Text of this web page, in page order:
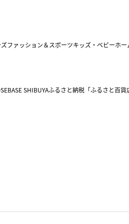
ファッション＆スポーツキッズ・ベビーホー
SHIBUYAふるさと納税「ふるさと百貨